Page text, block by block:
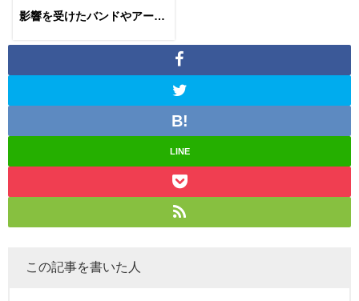
影響を受けたバンドやアーテ
LINE
この記事を書いた人